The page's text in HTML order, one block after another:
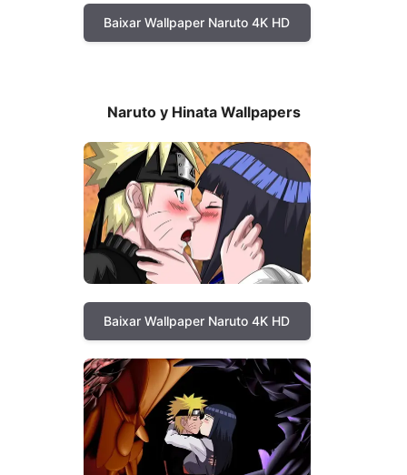
Baixar Wallpaper Naruto 4K HD
Naruto y Hinata Wallpapers
Baixar Wallpaper Naruto 4K HD